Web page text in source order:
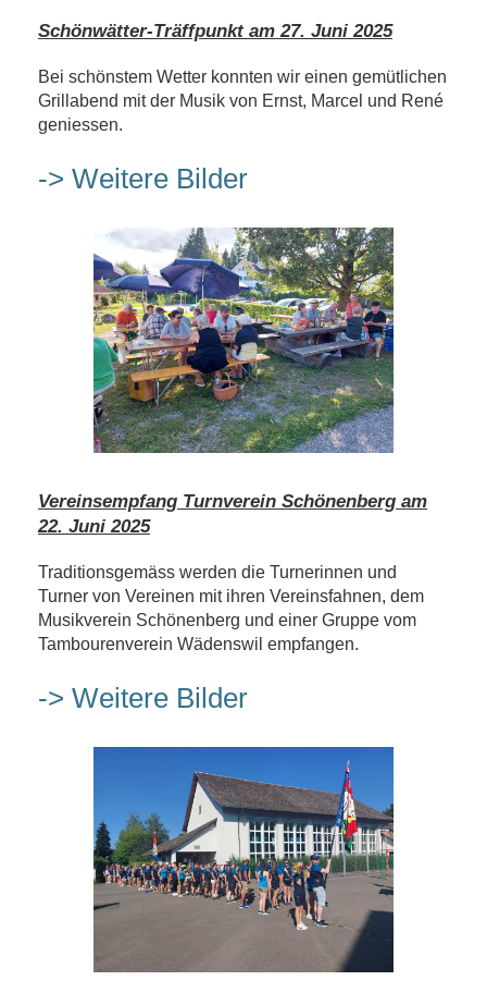
Schönwätter-Träffpunkt am 27. Juni 2025
Bei schönstem Wetter konnten wir einen gemütlichen
Grillabend mit der Musik von Ernst, Marcel und René
geniessen.
-> Weitere Bilder
Vereinsempfang Turnverein Schönenberg am
22. Juni 2025
Traditionsgemäss werden die Turnerinnen und
Turner von Vereinen mit ihren Vereinsfahnen, dem
Musikverein Schönenberg und einer Gruppe vom
Tambourenverein Wädenswil empfangen.
-> Weitere Bilder